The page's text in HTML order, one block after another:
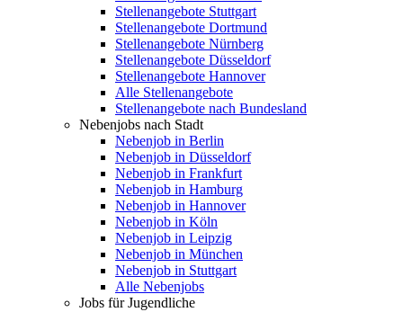
Stellenangebote Stuttgart
Stellenangebote Dortmund
Stellenangebote Nürnberg
Stellenangebote Düsseldorf
Stellenangebote Hannover
Alle Stellenangebote
Stellenangebote nach Bundesland
Nebenjobs nach Stadt
Nebenjob in Berlin
Nebenjob in Düsseldorf
Nebenjob in Frankfurt
Nebenjob in Hamburg
Nebenjob in Hannover
Nebenjob in Köln
Nebenjob in Leipzig
Nebenjob in München
Nebenjob in Stuttgart
Alle Nebenjobs
Jobs für Jugendliche